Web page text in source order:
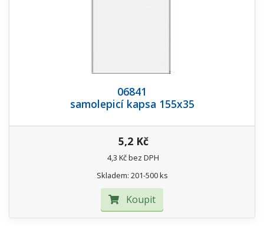
06841
samolepicí kapsa 155x35
5,2 Kč
4,3 Kč bez DPH
Skladem: 201-500 ks
Koupit